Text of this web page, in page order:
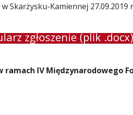
Skarżysku-Kamiennej 27.09.2019
zgłoszenie (plik .docx)
ramach IV Międzynarodowego